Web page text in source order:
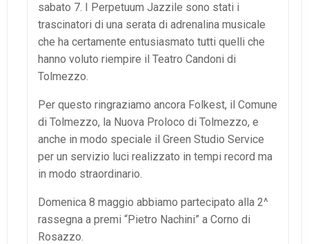
sabato 7. I Perpetuum Jazzile sono stati i
trascinatori di una serata di adrenalina musicale
che ha certamente entusiasmato tutti quelli che
hanno voluto riempire il Teatro Candoni di
Tolmezzo.
Per questo ringraziamo ancora Folkest, il Comune
di Tolmezzo, la Nuova Proloco di Tolmezzo, e
anche in modo speciale il Green Studio Service
per un servizio luci realizzato in tempi record ma
in modo straordinario.
Domenica 8 maggio abbiamo partecipato alla 2^
rassegna a premi “Pietro Nachini” a Corno di
Rosazzo.